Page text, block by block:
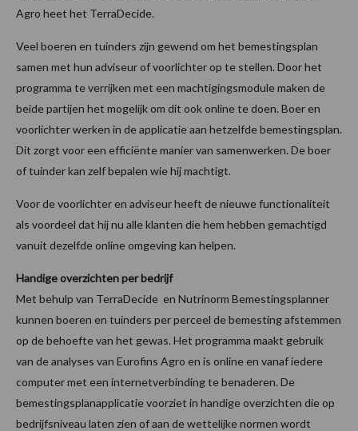
Agro heet het TerraDecide.
Veel boeren en tuinders zijn gewend om het bemestingsplan
samen met hun adviseur of voorlichter op te stellen. Door het
programma te verrijken met een machtigingsmodule maken de
beide partijen het mogelijk om dit ook online te doen. Boer en
voorlichter werken in de applicatie aan hetzelfde bemestingsplan.
Dit zorgt voor een efficiënte manier van samenwerken. De boer
of tuinder kan zelf bepalen wie hij machtigt.
Voor de voorlichter en adviseur heeft de nieuwe functionaliteit
als voordeel dat hij nu alle klanten die hem hebben gemachtigd
vanuit dezelfde online omgeving kan helpen.
Handige overzichten per bedrijf
Met behulp van TerraDecide en Nutrinorm Bemestingsplanner
kunnen boeren en tuinders per perceel de bemesting afstemmen
op de behoefte van het gewas. Het programma maakt gebruik
van de analyses van Eurofins Agro en is online en vanaf iedere
computer met een internetverbinding te benaderen. De
bemestingsplanapplicatie voorziet in handige overzichten die op
bedrijfsniveau laten zien of aan de wettelijke normen wordt